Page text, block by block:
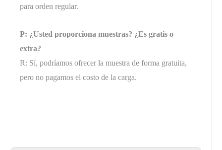
para orden regular.
P: ¿Usted proporciona muestras? ¿Es gratis o
extra?
R: Sí, podríamos ofrecer la muestra de forma gratuita,
pero no pagamos el costo de la carga.